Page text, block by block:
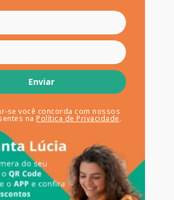
Enviar
se você concorda com nossos
na Política de Privacidade.